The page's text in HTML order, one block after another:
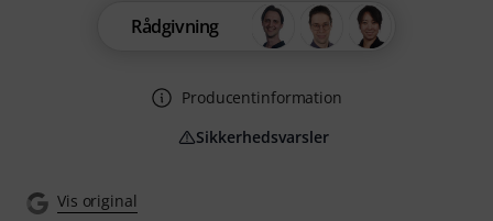
Vis original
Rådgivning
Producentinformation
Sikkerhedsvarsler